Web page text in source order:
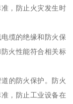
，防止火灾发生时
缆的绝缘和防火保
火性能符合相关标
的防火保护。防火
，防止工业设备在